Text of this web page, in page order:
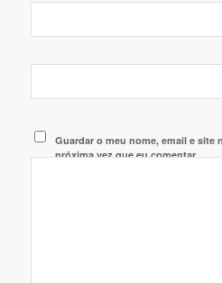
Guardar o meu nome, email e site
próxima vez que eu comentar.